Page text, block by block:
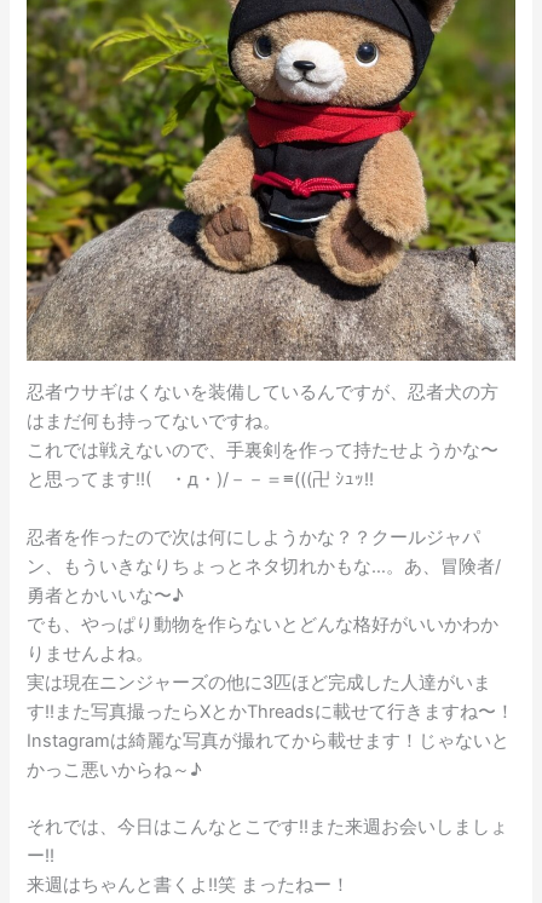
忍者ウサギはくないを装備しているんですが、忍者犬の方
はまだ何も持ってないですね。
これでは戦えないので、手裏剣を作って持たせようかな〜
と思ってます!!( ・д・)/－－＝≡(((卍 ｼｭｯ!!
忍者を作ったので次は何にしようかな？？クールジャパ
ン、もういきなりちょっとネタ切れかもな…。あ、冒険者/
勇者とかいいな〜♪
でも、やっぱり動物を作らないとどんな格好がいいかわか
りませんよね。
実は現在ニンジャーズの他に3匹ほど完成した人達がいま
す!!また写真撮ったらXとかThreadsに載せて行きますね〜！
Instagramは綺麗な写真が撮れてから載せます！じゃないと
かっこ悪いからね～♪
それでは、今日はこんなとこです!!また来週お会いしましょ
ー!!
来週はちゃんと書くよ!!笑 まったねー！